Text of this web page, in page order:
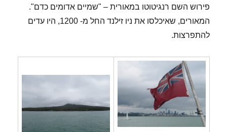
פירוש השם רנגיטוטו במאורית – "שמיים אדומים כדם".
המאורים, שאיכלסו את ניו זילנד החל מ- 1200, היו עדים
להתפרצות.